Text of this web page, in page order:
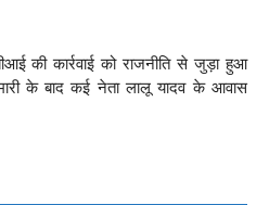
की कार्रवाई को राजनीति से जुड़ा हुआ
के बाद कई नेता लालू यादव के आवास